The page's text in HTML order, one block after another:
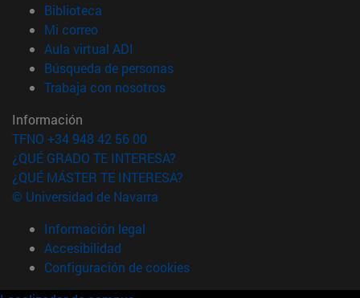
Biblioteca
Mi correo(abre en nueva ventana)
Aula virtual ADI
Búsqueda de personas(abre en nueva ventana)
Trabaja con nosotros(abre en nueva ventana)
Información
TFNO +34 948 42 56 00
¿QUÉ GRADO TE INTERESA?
¿QUÉ MÁSTER TE INTERESA?
© Universidad de Navarra
Información legal
Accesibilidad
Configuración de cookies